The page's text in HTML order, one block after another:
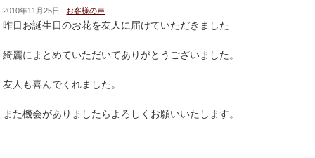
2010年11月25日 お客様の声
昨日お誕生日のお花を友人に届けていただきました
綺麗にまとめていただいてありがとうございました。
友人も喜んでくれました。
また機会がありましたらよろしくお願いいたします。